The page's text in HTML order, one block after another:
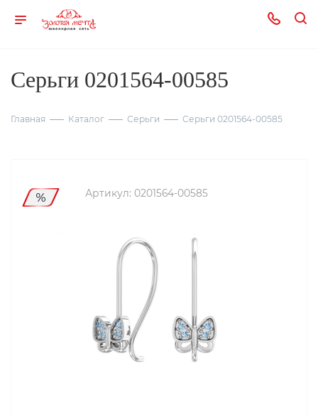
Серьги 0201564-00585
Главная Каталог Серьги Серьги 0201564-00585
Артикул: 0201564-00585